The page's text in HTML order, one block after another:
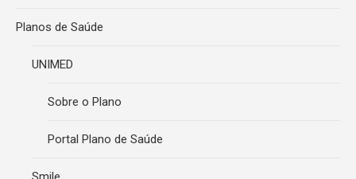
Planos de Saúde
UNIMED
Sobre o Plano
Portal Plano de Saúde